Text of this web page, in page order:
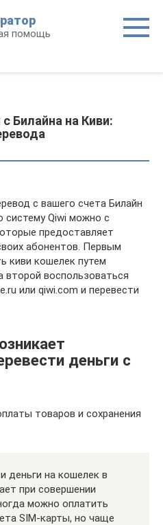
помощь
Билайна на Киви:
с вашего счета Билайн
систему Qiwi можно с
предоставляет
абонентов. Первым
киви кошелек путем
второй воспользоваться
или qiwi.com и перевести
деньги с
товаров и сохранения
деньги на кошелек в
при совершении
можно оплатить
SIM-карты, но чаще